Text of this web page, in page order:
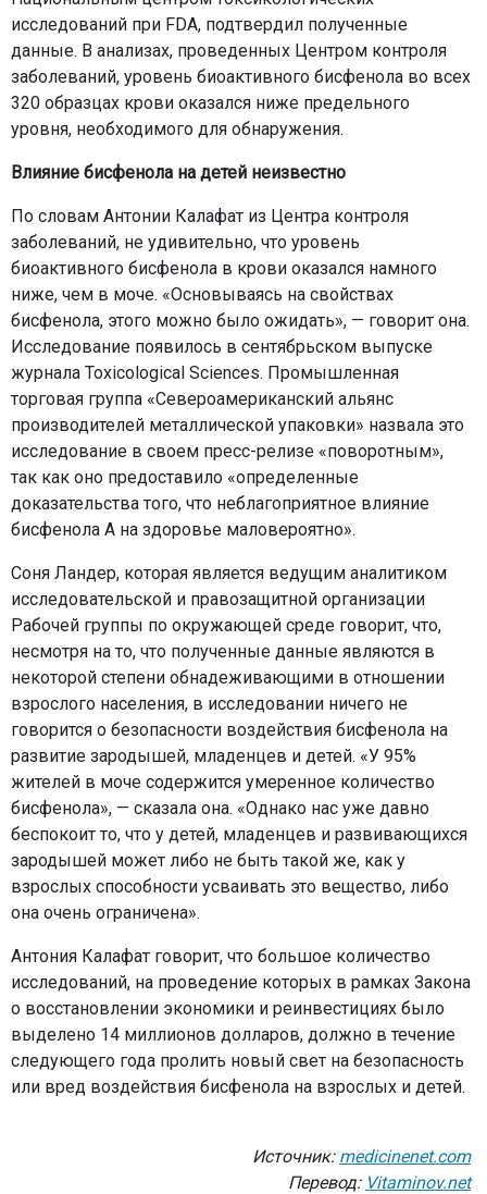
исследований при FDA, подтвердил полученные
данные. В анализах, проведенных Центром контроля
заболеваний, уровень биоактивного бисфенола во всех
320 образцах крови оказался ниже предельного
уровня, необходимого для обнаружения.
Влияние бисфенола на детей неизвестно
По словам Антонии Калафат из Центра контроля
заболеваний, не удивительно, что уровень
биоактивного бисфенола в крови оказался намного
ниже, чем в моче. «Основываясь на свойствах
бисфенола, этого можно было ожидать», — говорит она.
Исследование появилось в сентябрьском выпуске
журнала Toxicological Sciences. Промышленная
торговая группа «Североамериканский альянс
производителей металлической упаковки» назвала это
исследование в своем пресс-релизе «поворотным»,
так как оно предоставило «определенные
доказательства того, что неблагоприятное влияние
бисфенола А на здоровье маловероятно».
Соня Ландер, которая является ведущим аналитиком
исследовательской и правозащитной организации
Рабочей группы по окружающей среде говорит, что,
несмотря на то, что полученные данные являются в
некоторой степени обнадеживающими в отношении
взрослого населения, в исследовании ничего не
говорится о безопасности воздействия бисфенола на
развитие зародышей, младенцев и детей. «У 95%
жителей в моче содержится умеренное количество
бисфенола», — сказала она. «Однако нас уже давно
беспокоит то, что у детей, младенцев и развивающихся
зародышей может либо не быть такой же, как у
взрослых способности усваивать это вещество, либо
она очень ограничена».
Антония Калафат говорит, что большое количество
исследований, на проведение которых в рамках Закона
о восстановлении экономики и реинвестициях было
выделено 14 миллионов долларов, должно в течение
следующего года пролить новый свет на безопасность
или вред воздействия бисфенола на взрослых и детей.
Источник: medicinenet.com
Перевод: Vitaminov.net